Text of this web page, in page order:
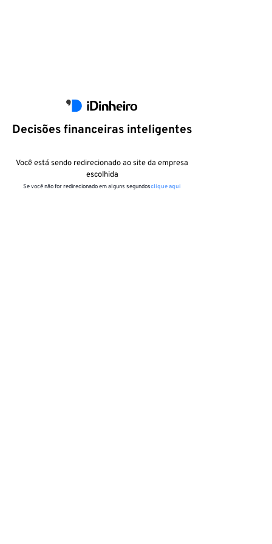
Decisões financeiras inteligentes
Você está sendo redirecionado ao site da empresa
escolhida
Se você não for redirecionado em alguns segundosclique aqui